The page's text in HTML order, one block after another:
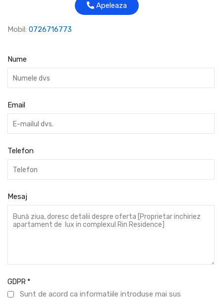
Apeleaza
Mobil: 0726716773
Nume
Email
Telefon
Mesaj
GDPR*
Sunt de acord ca informatiile introduse mai sus